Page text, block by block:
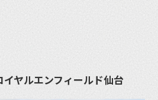
ヤルエンフィールド仙台